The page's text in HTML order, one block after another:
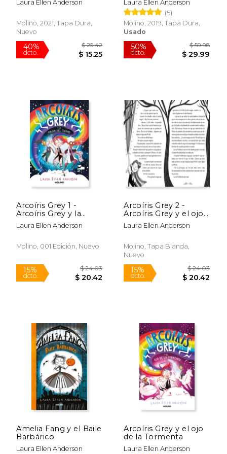
15%
dcto.
15%
dcto. $
Laura Ellen Anderson
Molino, 2021, Tapa Dura,
Nuevo
40%
dcto.
Laura Ellen Anderson
(5)
Molino, 2019, Tapa Dura,
Usado
50%
dcto.
Arcoíris Grey 1 -
Arcoíris Grey y la
Magia del Tiempo
Laura Ellen Anderson
Molino, 001 Edición, Nuevo
Arcoíris Grey 2 -
Arcoíris Grey y el ojo
de la Tormenta
Laura Ellen Anderson
Molino, Tapa Blanda,
Nuevo
Amelia Fang y el Baile
Barbárico
Laura Ellen Anderson
Arcoíris Grey y el ojo
de la Tormenta
Laura Ellen Anderson